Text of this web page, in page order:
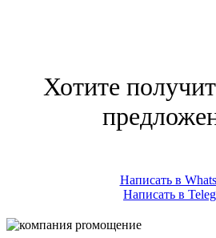
Хотите
Написать в
Написать в